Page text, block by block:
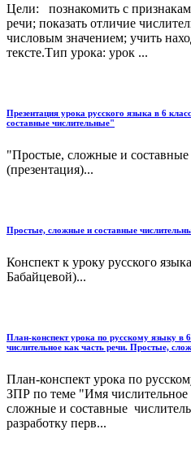
Цели: познакомить с
речи; показать отличие
числовым значением; учить
тексте.Тип урока: урок ...
Презентация урока русского языка в 6
составные числительные"
"Простые, сложные и
(презентация)...
Простые, сложные и составные
Конспект к уроку русского
Бабайцевой)...
План-конспект урока по русскому языку в
числительное как часть речи. Простые,
План-конспект урока по
ЗПР по теме "Имя числительное
сложные и составные
разработку перв...